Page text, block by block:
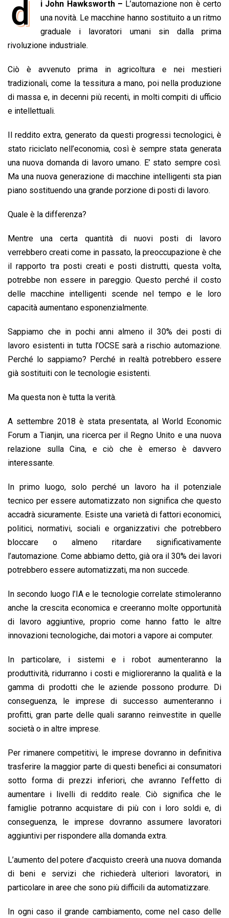
e
o
k
a
t
s
A
p
n
k
e
d
n
r
e
a
a
i
l
p
y
L
k
i
n
t
d i John Hawksworth – L’automazione non è certo
una novità. Le macchine hanno sostituito a un ritmo
graduale i lavoratori umani sin dalla prima
rivoluzione industriale.
Ciò è avvenuto prima in agricoltura e nei mestieri
tradizionali, come la tessitura a mano, poi nella produzione
di massa e, in decenni più recenti, in molti compiti di ufficio
e intellettuali.
Il reddito extra, generato da questi progressi tecnologici, è
stato riciclato nell’economia, così è sempre stata generata
una nuova domanda di lavoro umano. E’ stato sempre così.
Ma una nuova generazione di macchine intelligenti sta pian
piano sostituendo una grande porzione di posti di lavoro.
Quale è la differenza?
Mentre una certa quantità di nuovi posti di lavoro
verrebbero creati come in passato, la preoccupazione è che
il rapporto tra posti creati e posti distrutti, questa volta,
potrebbe non essere in pareggio. Questo perché il costo
delle macchine intelligenti scende nel tempo e le loro
capacità aumentano esponenzialmente.
Sappiamo che in pochi anni almeno il 30% dei posti di
lavoro esistenti in tutta l’OCSE sarà a rischio automazione.
Perché lo sappiamo? Perché in realtà potrebbero essere
già sostituiti con le tecnologie esistenti.
Ma questa non è tutta la verità.
A settembre 2018 è stata presentata, al World Economic
Forum a Tianjin, una ricerca per il Regno Unito e una nuova
relazione sulla Cina, e ciò che è emerso è davvero
interessante.
In primo luogo, solo perché un lavoro ha il potenziale
tecnico per essere automatizzato non significa che questo
accadrà sicuramente. Esiste una varietà di fattori economici,
politici, normativi, sociali e organizzativi che potrebbero
bloccare o almeno ritardare significativamente
l’automazione. Come abbiamo detto, già ora il 30% dei lavori
potrebbero essere automatizzati, ma non succede.
In secondo luogo l’IA e le tecnologie correlate stimoleranno
anche la crescita economica e creeranno molte opportunità
di lavoro aggiuntive, proprio come hanno fatto le altre
innovazioni tecnologiche, dai motori a vapore ai computer.
In particolare, i sistemi e i robot aumenteranno la
produttività, ridurranno i costi e miglioreranno la qualità e la
gamma di prodotti che le aziende possono produrre. Di
conseguenza, le imprese di successo aumenteranno i
profitti, gran parte delle quali saranno reinvestite in quelle
società o in altre imprese.
Per rimanere competitivi, le imprese dovranno in definitiva
trasferire la maggior parte di questi benefici ai consumatori
sotto forma di prezzi inferiori, che avranno l’effetto di
aumentare i livelli di reddito reale. Ciò significa che le
famiglie potranno acquistare di più con i loro soldi e, di
conseguenza, le imprese dovranno assumere lavoratori
aggiuntivi per rispondere alla domanda extra.
L’aumento del potere d’acquisto creerà una nuova domanda
di beni e servizi che richiederà ulteriori lavoratori, in
particolare in aree che sono più difficili da automatizzare.
In ogni caso il grande cambiamento, come nel caso delle